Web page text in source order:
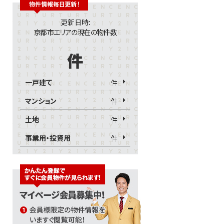
更新日時:
京都市エリアの現在の物件数
件
一戸建て
件
マンション
件
土地
件
事業用・投資用
件